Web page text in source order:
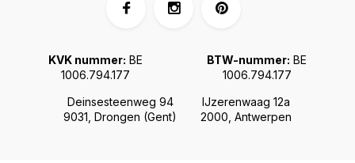
Deinsesteenweg 94
9031, Drongen (Gent)
IJzerenwaag 12a
2000, Antwerpen
KVK nummer: BE
1006.794.177
BTW-nummer: BE
1006.794.177